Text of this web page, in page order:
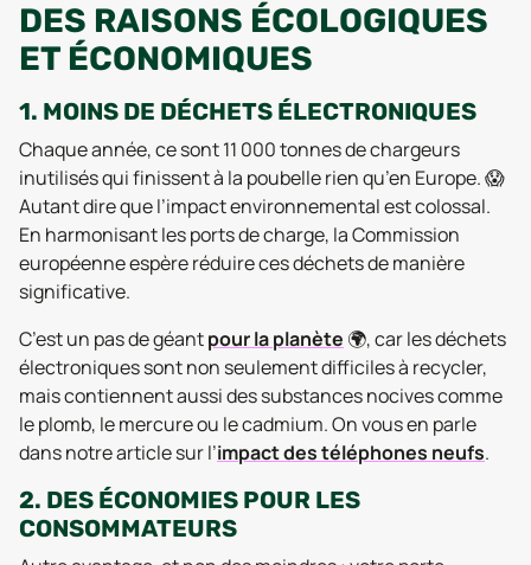
DES RAISONS ÉCOLOGIQUES
ET ÉCONOMIQUES
1. MOINS DE DÉCHETS ÉLECTRONIQUES
Chaque année, ce sont 11 000 tonnes de chargeurs
inutilisés qui finissent à la poubelle rien qu’en Europe. 😱
Autant dire que l’impact environnemental est colossal.
En harmonisant les ports de charge, la Commission
européenne espère réduire ces déchets de manière
significative.
C’est un pas de géantpour la planète 🌍, car les déchets
électroniques sont non seulement difficiles à recycler,
mais contiennent aussi des substances nocives comme
le plomb, le mercure ou le cadmium. On vous en parle
dans notre article sur l’impact des téléphones neufs.
2. DES ÉCONOMIES POUR LES
CONSOMMATEURS